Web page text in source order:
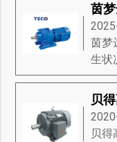
茵梦
生状
贝